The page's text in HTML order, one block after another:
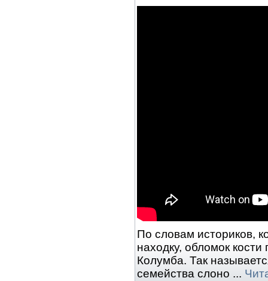
По словам историков,
находку, обломок
Колумба. Так
семейства слоно ...